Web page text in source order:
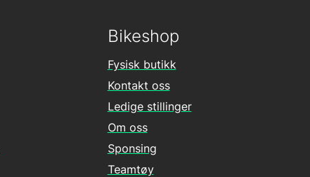
Bikeshop
Fysisk butikk
Kontakt oss
Ledige stillinger
Om oss
Sponsing
Teamtøy